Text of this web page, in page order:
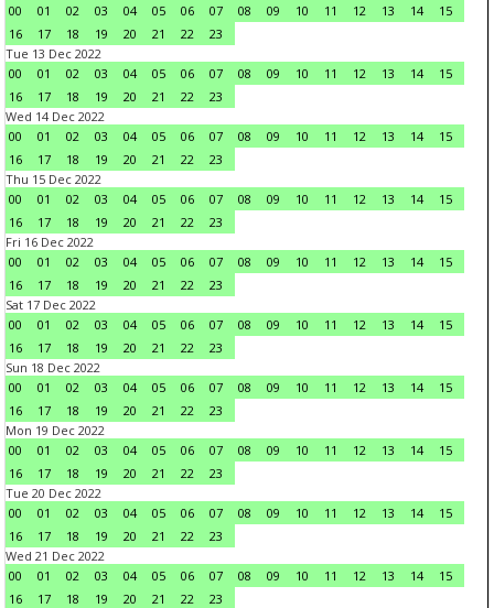
00
01 02 03 04 05 06 07 08 09 10 11 12 13 14
15
16
17 18 19 20 21 22
23
Tue 13 Dec 2022
00
01 02 03 04 05 06 07 08 09 10 11 12 13 14
15
16
17 18 19 20 21 22
23
Wed 14 Dec 2022
00
01 02 03 04 05 06 07 08 09 10 11 12 13 14
15
16
17 18 19 20 21 22
23
Thu 15 Dec 2022
00
01 02 03 04 05 06 07 08 09 10 11 12 13 14
15
16
17 18 19 20 21 22
23
Fri 16 Dec 2022
00
01 02 03 04 05 06 07 08 09 10 11 12 13 14
15
16
17 18 19 20 21 22
23
Sat 17 Dec 2022
00
01 02 03 04 05 06 07 08 09 10 11 12 13 14
15
16
17 18 19 20 21 22
23
Sun 18 Dec 2022
00
01 02 03 04 05 06 07 08 09 10 11 12 13 14
15
16
17 18 19 20 21 22
23
Mon 19 Dec 2022
00
01 02 03 04 05 06 07 08 09 10 11 12 13 14
15
16
17 18 19 20 21 22
23
Tue 20 Dec 2022
00
01 02 03 04 05 06 07 08 09 10 11 12 13 14
15
16
17 18 19 20 21 22
23
Wed 21 Dec 2022
00
01 02 03 04 05 06 07 08 09 10 11 12 13 14
15
16
17 18 19 20 21 22
23